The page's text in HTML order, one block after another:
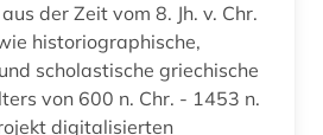
bildliche darstellung (1)
bildsammlung (1)
der Zeit vom 8. Jh. v. Chr.
historiographische,
scholastische griechische
von 600 n. Chr. - 1453 n.
digitalisierten